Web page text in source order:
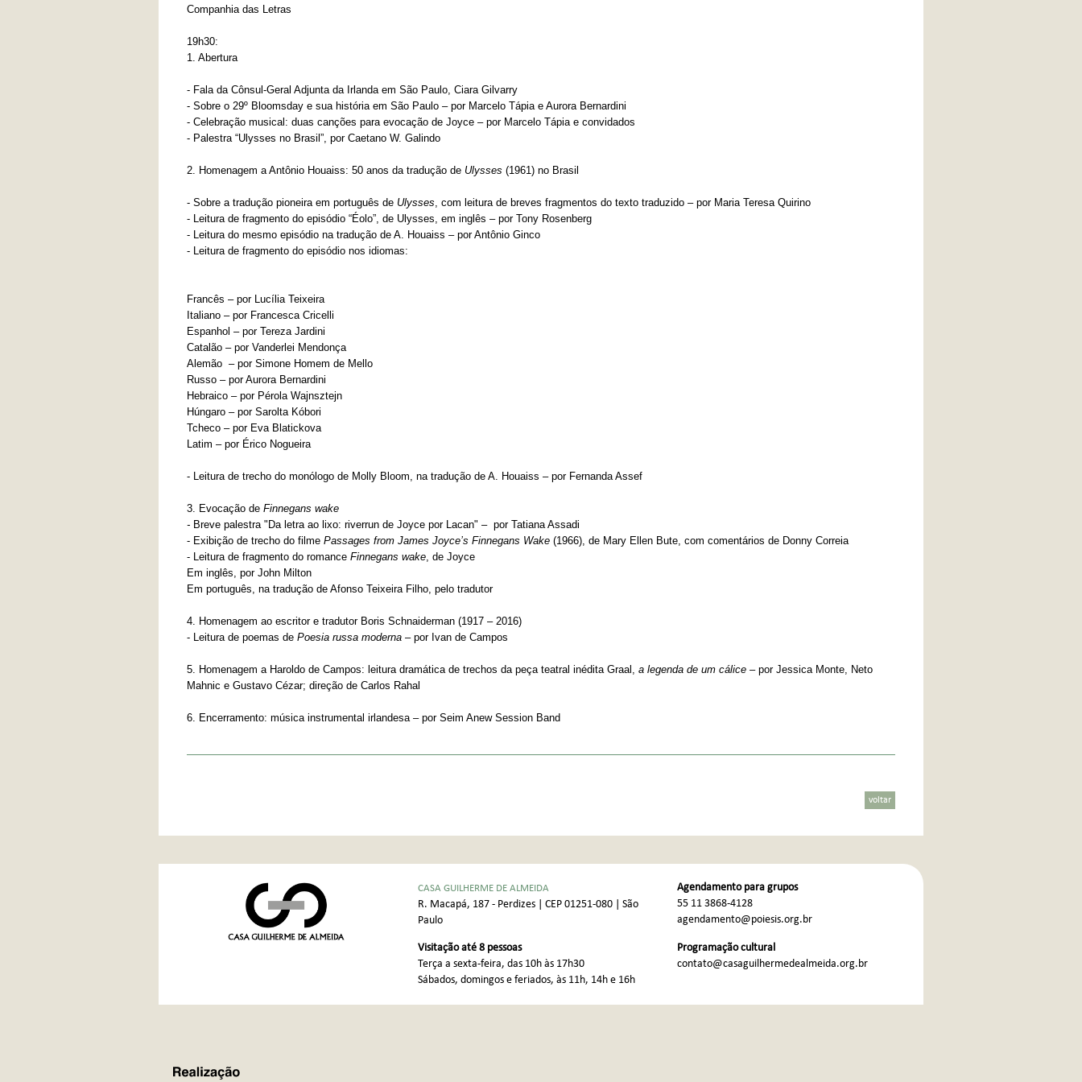
Companhia das Letras
19h30:
1. Abertura
- Fala da Cônsul-Geral Adjunta da Irlanda em São Paulo, Ciara Gilvarry
- Sobre o 29º Bloomsday e sua história em São Paulo – por Marcelo Tápia e Aurora Bernardini
- Celebração musical: duas canções para evocação de Joyce – por Marcelo Tápia e convidados
- Palestra “Ulysses no Brasil”, por Caetano W. Galindo
2. Homenagem a Antônio Houaiss: 50 anos da tradução de Ulysses (1961) no Brasil
- Sobre a tradução pioneira em português de Ulysses, com leitura de breves fragmentos do texto traduzido – por Maria Teresa Quirino
- Leitura de fragmento do episódio “Éolo”, de Ulysses, em inglês – por Tony Rosenberg
- Leitura do mesmo episódio na tradução de A. Houaiss – por Antônio Ginco
- Leitura de fragmento do episódio nos idiomas:
Francês – por Lucília Teixeira
Italiano – por Francesca Cricelli
Espanhol – por Tereza Jardini
Catalão – por Vanderlei Mendonça
Alemão ­ – por Simone Homem de Mello
Russo – por Aurora Bernardini
Hebraico – por Pérola Wajnsztejn
Húngaro – por Sarolta Kóbori
Tcheco – por Eva Blatickova
Latim – por Érico Nogueira
- Leitura de trecho do monólogo de Molly Bloom, na tradução de A. Houaiss – por Fernanda Assef
3. Evocação de Finnegans wake
- Breve palestra "Da letra ao lixo: riverrun de Joyce por Lacan" – por Tatiana Assadi
- Exibição de trecho do filme Passages from James Joyce’s Finnegans Wake (1966), de Mary Ellen Bute, com comentários de Donny Correia
- Leitura de fragmento do romance Finnegans wake, de Joyce
Em inglês, por John Milton
Em português, na tradução de Afonso Teixeira Filho, pelo tradutor
4. Homenagem ao escritor e tradutor Boris Schnaiderman (1917 – 2016)
- Leitura de poemas de Poesia russa moderna – por Ivan de Campos
5. Homenagem a Haroldo de Campos: leitura dramática de trechos da peça teatral inédita Graal, a legenda de um cálice – por Jessica Monte, Neto
Mahnic e Gustavo Cézar; direção de Carlos Rahal
6. Encerramento: música instrumental irlandesa – por Seim Anew Session Band
voltar
Agendamento para grupos
55 11 3868-4128
agendamento@poiesis.org.br
Programação cultural
contato@casaguilhermedealmeida.org.br
CASA GUILHERME DE ALMEIDA
R. Macapá, 187 - Perdizes | CEP 01251-080 | São
Paulo
Visitação até 8 pessoas
Terça a sexta-feira, das 10h às 17h30
Sábados, domingos e feriados, às 11h, 14h e 16h
REALIZAÇÃO